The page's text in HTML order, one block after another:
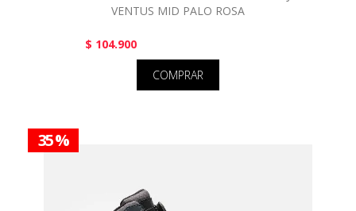
VENTUS MID PALO ROSA
$ 104.900
COMPRAR
35 %